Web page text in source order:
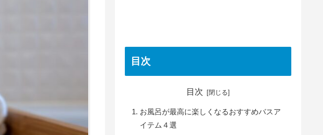
目次
目次
お風呂が最高に楽しくなるおすすめバスア
イテム４選